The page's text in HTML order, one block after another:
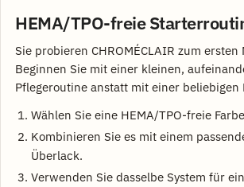
HEMA/TPO-freie
Sie probieren CHROMÉCLAIR zum ersten
Beginnen Sie mit einer kleinen,
Pflegeroutine anstatt mit einer beliebigen
Wählen Sie eine HEMA/TPO-freie
Kombinieren Sie es mit einem
Überlack.
Verwenden Sie dasselbe System für